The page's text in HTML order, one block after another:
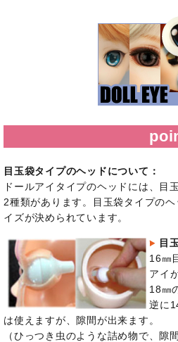
目玉袋タイプのヘッドについて：
ドールアイタイプのヘッドには、目
2種類があります。目玉袋タイプの
イズが決められています。
目
16㎜
アイ
18㎜
逆に
は使えますが、隙間が出来ます。
（ひっつき虫のような詰め物で、隙